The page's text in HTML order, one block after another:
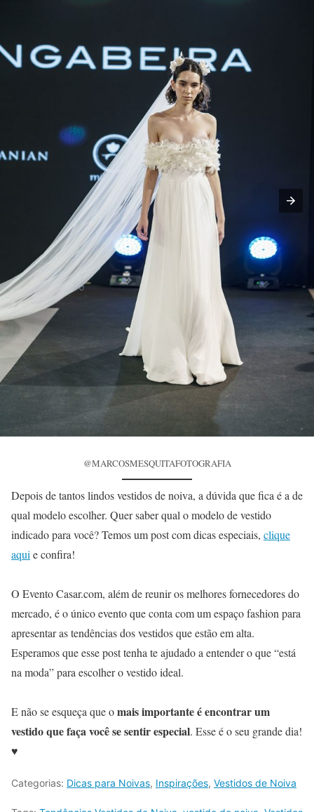
@MARCOSMESQUITAFOTOGRAFIA
Depois de tantos lindos vestidos de noiva, a dúvida que fica é a de
qual modelo escolher. Quer saber qual o modelo de vestido
indicado para você? Temos um post com dicas especiais, clique
aquie confira!
O Evento Casar.com, além de reunir os melhores fornecedores do
mercado, é o único evento que conta com um espaço fashion para
apresentar as tendências dos vestidos que estão em alta.
Esperamos que esse post tenha te ajudado a entender o que “está
na moda” para escolher o vestido ideal.
E não se esqueça que omais importante é encontrar um
vestido que faça você se sentir especial. Esse é o seu grande dia!
♥
Categorias: Dicas para Noivas, Inspirações, Vestidos de Noiva